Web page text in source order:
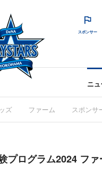
スポンサー
ニ
ズ ファーム スポンサ
プログラム2024 フ